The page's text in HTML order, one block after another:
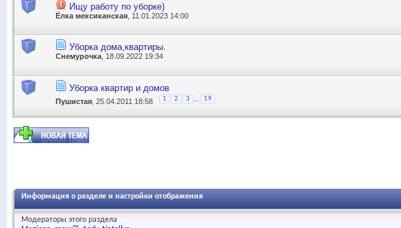
Ищу работу по уборке)
Ёлка мексиканская , 11.01.2023 14:00
Уборка дома,квартиры.
Снемурочка , 18.09.2022 19:34
Уборка квартир и домов
Пушистая , 25.04.2011 18:58 1 2 3 19
Информация о разделе и настройки отображения
Модераторы этого раздела